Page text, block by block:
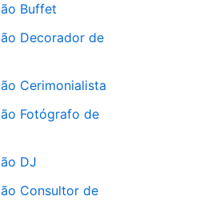
Buffet
Decorador de
Cerimonialista
Fotógrafo de
DJ
Consultor de